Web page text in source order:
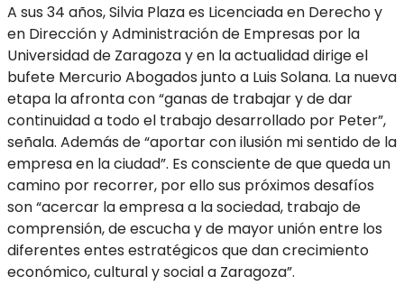
A sus 34 años, Silvia Plaza es Licenciada en Derecho y
en Dirección y Administración de Empresas por la
Universidad de Zaragoza y en la actualidad dirige el
bufete Mercurio Abogados junto a Luis Solana. La nueva
etapa la afronta con “ganas de trabajar y de dar
continuidad a todo el trabajo desarrollado por Peter”,
señala. Además de “aportar con ilusión mi sentido de la
empresa en la ciudad”. Es consciente de que queda un
camino por recorrer, por ello sus próximos desafíos
son “acercar la empresa a la sociedad, trabajo de
comprensión, de escucha y de mayor unión entre los
diferentes entes estratégicos que dan crecimiento
económico, cultural y social a Zaragoza”.